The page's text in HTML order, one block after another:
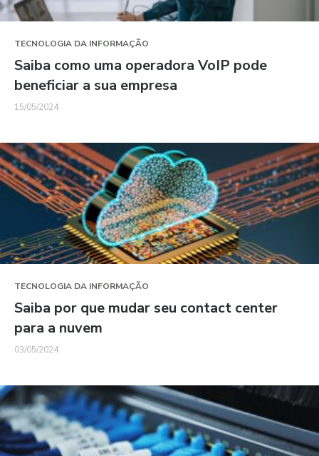
TECNOLOGIA DA INFORMAÇÃO
Saiba como uma operadora VoIP pode
beneficiar a sua empresa
15/05/2024
TECNOLOGIA DA INFORMAÇÃO
Saiba por que mudar seu contact center
para a nuvem
03/05/2024